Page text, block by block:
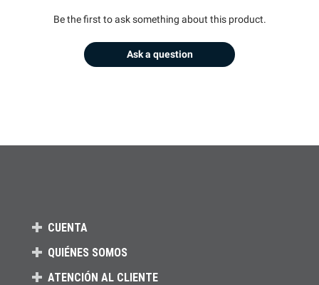
Be the first to ask something about this product.
Ask a question
CUENTA
QUIÉNES SOMOS
ATENCIÓN AL CLIENTE